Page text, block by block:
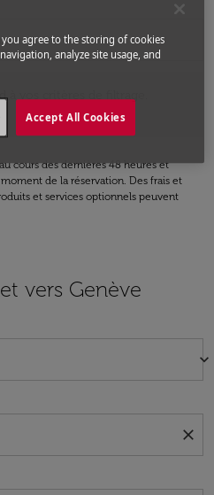
à vos critères de filtrage.
critères de filtrage. Veuillez ajuster
cours des dernières 48 heures et
de la réservation. Des frais et
et services optionnels peuvent
vers Genève
keyboard_arrow_down
close
you agree to the storing of cookies
analyze site usage, and
Accept All Cookies